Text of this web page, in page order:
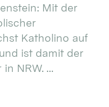
Mit der
Katholino auf
ist damit der
NRW. ...